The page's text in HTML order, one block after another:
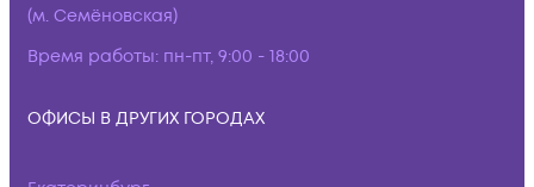
(м. Семёновская)
Время работы: пн-пт, 9:00 - 18:00
ОФИСЫ В ДРУГИХ ГОРОДАХ